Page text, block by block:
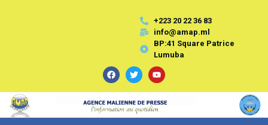
+223 20 22 36 83
info@amap.ml
BP:41 Square Patrice
Lumuba